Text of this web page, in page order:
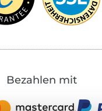
Bezahlen mit